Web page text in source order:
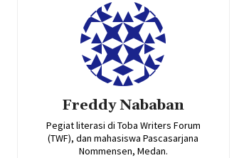
Freddy Nababan
Pegiat literasi di Toba Writers Forum
(TWF), dan mahasiswa Pascasarjana
Nommensen, Medan.